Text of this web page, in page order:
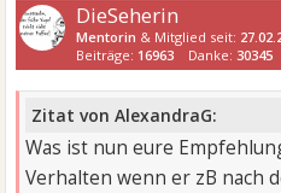
DieSeherin
Mentorin & Mitglied seit:
Beiträge: 16963 Danke:30345
Zitat von AlexandraG:
Was ist nun eure
Verhalten wenn er zB nach